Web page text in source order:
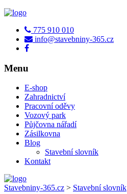
775 910 010
info@stavebniny-365.cz
Menu
E-shop
Zahradnictví
Pracovní oděvy
Vozový park
Půjčovna nářadí
Zásilkovna
Blog
Stavební slovník
Kontakt
Stavebniny-365.cz > Stavební slovník